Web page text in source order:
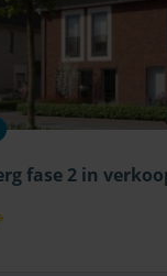
fase 2 in